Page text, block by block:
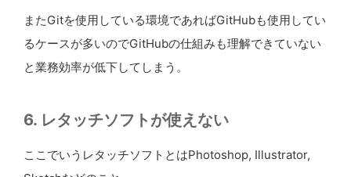
またGitを使用している環境であればGitHubも使用してい
るケースが多いのでGitHubの仕組みも理解できていない
と業務効率が低下してしまう。
6. レタッチソフトが使えない
ここでいうレタッチソフトとはPhotoshop, Illustrator,